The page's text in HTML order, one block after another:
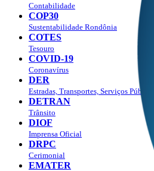
Contabilidade
COP30
Sustentabilidade Rondônia
COTES
Tesouro
COVID-19
Coronavírus
DER
Estradas, Transportes, Serviços Públicos
DETRAN
Trânsito
DIOF
Imprensa Oficial
DRPC
Cerimonial
EMATER